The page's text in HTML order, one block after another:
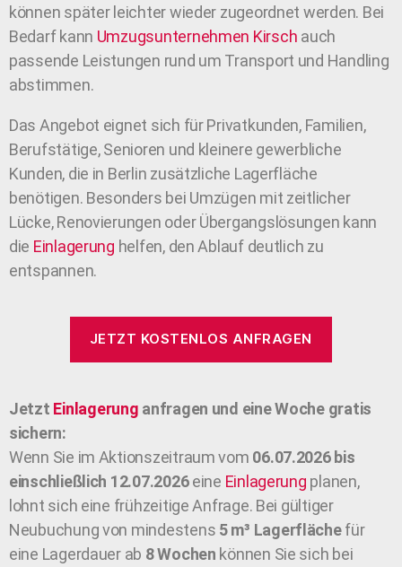
können später leichter wieder zugeordnet werden. Bei
Bedarf kann Umzugsunternehmen Kirsch auch
passende Leistungen rund um Transport und Handling
abstimmen.
Das Angebot eignet sich für Privatkunden, Familien,
Berufstätige, Senioren und kleinere gewerbliche
Kunden, die in Berlin zusätzliche Lagerfläche
benötigen. Besonders bei Umzügen mit zeitlicher
Lücke, Renovierungen oder Übergangslösungen kann
die Einlagerung helfen, den Ablauf deutlich zu
entspannen.
JETZT KOSTENLOS ANFRAGEN
Jetzt Einlagerung anfragen und eine Woche gratis
sichern:
Wenn Sie im Aktionszeitraum vom 06.07.2026 bis
einschließlich 12.07.2026eine Einlagerung planen,
lohnt sich eine frühzeitige Anfrage. Bei gültiger
Neubuchung von mindestens 5 m³ Lagerflächefür
eine Lagerdauer ab 8 Wochen können Sie sich bei